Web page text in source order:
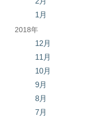
1月
2018年
12月
11月
10月
9月
8月
7月